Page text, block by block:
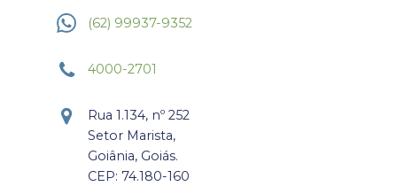
(62) 99937-9352
4000-2701
Rua 1.134, nº 252
Setor Marista,
Goiânia, Goiás.
CEP: 74.180-160